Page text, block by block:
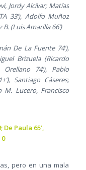
Jordy Alcívar; Matías
33’), Adolfo Muñoz
(Luis Amarilla 66’)
De La Fuente 74’),
Brizuela (Ricardo
74’), Pablo
Santiago Cáseres;
M. Lucero, Francisco
De Paula 65’,
pero en una mala